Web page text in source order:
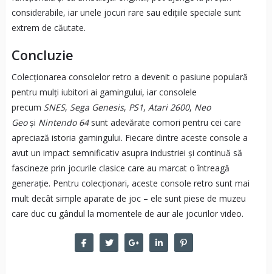
considerabile, iar unele jocuri rare sau edițiile speciale sunt
extrem de căutate.
Concluzie
Colecționarea consolelor retro a devenit o pasiune populară
pentru mulți iubitori ai gamingului, iar consolele
precum SNES, Sega Genesis, PS1, Atari 2600, Neo
Geoși Nintendo 64sunt adevărate comori pentru cei care
apreciază istoria gamingului. Fiecare dintre aceste console a
avut un impact semnificativ asupra industriei și continuă să
fascineze prin jocurile clasice care au marcat o întreagă
generație. Pentru colecționari, aceste console retro sunt mai
mult decât simple aparate de joc – ele sunt piese de muzeu
care duc cu gândul la momentele de aur ale jocurilor video.